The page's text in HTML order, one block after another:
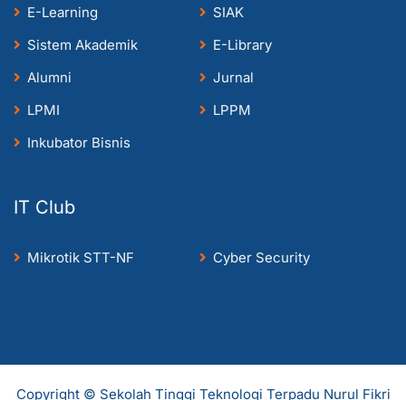
E-Learning
SIAK
Sistem Akademik
E-Library
Alumni
Jurnal
LPMI
LPPM
Inkubator Bisnis
IT Club
Mikrotik STT-NF Cyber Security
Copyright © Sekolah Tinggi Teknologi Terpadu Nurul Fikri